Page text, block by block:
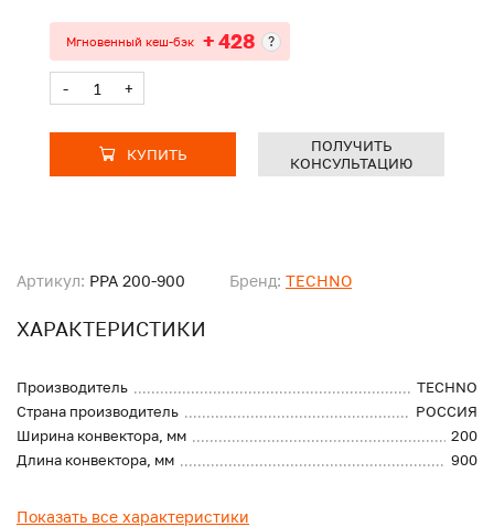
Артикул: PPA 200-900 Бренд: TECHNO
ХАРАКТЕРИСТИКИ
Производитель
TECHNO
Страна производитель
РОССИЯ
Ширина конвектора, мм
200
Длина конвектора, мм
900
Показать все характеристики
Мгновенный кеш-бэк + 428 ?
- +
КУПИТЬ
ПОЛУЧИТЬ
КОНСУЛЬТАЦИЮ